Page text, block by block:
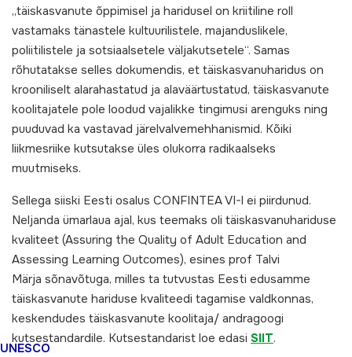
UNESCO
„täiskasvanute õppimisel ja haridusel on kriitiline roll
vastamaks tänastele kultuurilistele, majanduslikele,
poliitilistele ja sotsiaalsetele väljakutsetele“. Samas
rõhutatakse selles dokumendis, et täiskasvanuharidus on
krooniliselt alarahastatud ja alaväärtustatud, täiskasvanute
koolitajatele pole loodud vajalikke tingimusi arenguks ning
puuduvad ka vastavad järelvalvemehhanismid. Kõiki
liikmesriike kutsutakse üles olukorra radikaalseks
muutmiseks.
Sellega siiski Eesti osalus CONFINTEA VI-l ei piirdunud.
Neljanda ümarlaua ajal, kus teemaks oli täiskasvanuhariduse
kvaliteet (Assuring the Quality of Adult Education and
Assessing Learning Outcomes), esines prof Talvi
Märja sõnavõtuga, milles ta tutvustas Eesti edusamme
täiskasvanute hariduse kvaliteedi tagamise valdkonnas,
keskendudes täiskasvanute koolitaja/ andragoogi
kutsestandardile. Kutsestandarist loe edasi SIIT.